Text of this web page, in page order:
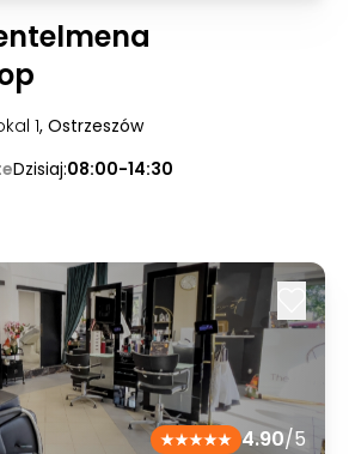
1, Ostrzeszów
Dzisiaj:08:00-14:30
4.90/5